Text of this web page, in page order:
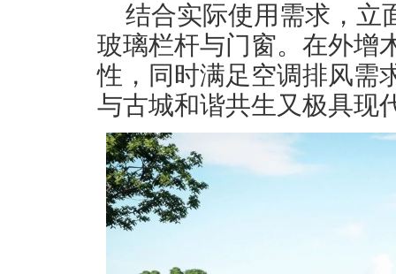
结合实际使用需求，立
玻璃栏杆与门窗。在外增
性，同时满足空调排风需
与古城和谐共生又极具现